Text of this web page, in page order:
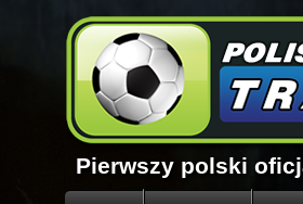
Pierwszy polski